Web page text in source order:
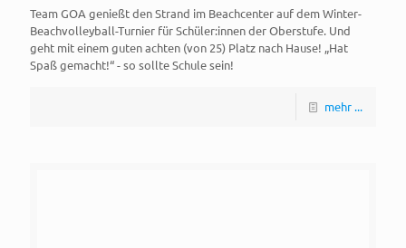
Team GOA genießt den Strand im Beachcenter auf dem Winter-
Beachvolleyball-Turnier für Schüler:innen der Oberstufe. Und
geht mit einem guten achten (von 25) Platz nach Hause! „Hat
Spaß gemacht!“ - so sollte Schule sein!
mehr ...